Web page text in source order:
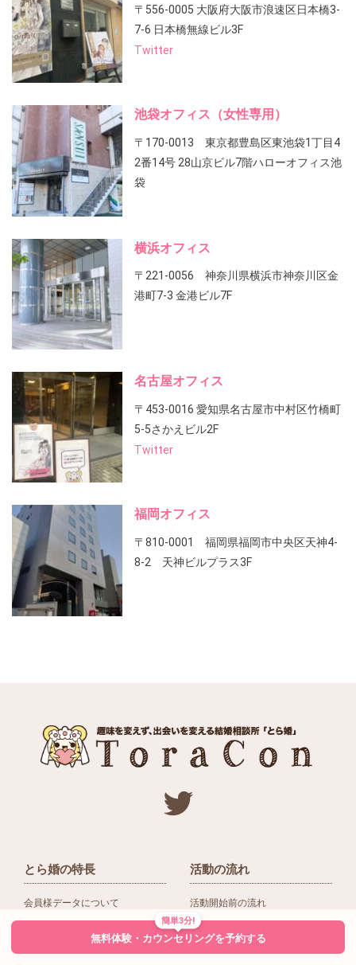
〒556-0005 大阪府大阪市浪速区日本橋3-
7-6 日本橋無線ビル3F
Twitter
池袋オフィス（女性専用）
〒170-0013 東京都豊島区東池袋1丁目4
2番14号 28山京ビル7階ハローオフィス池
袋
横浜オフィス
〒221-0056 神奈川県横浜市神奈川区金
港町7-3 金港ビル7F
名古屋オフィス
〒453-0016 愛知県名古屋市中村区竹橋町
5-5さかえビル2F
Twitter
福岡オフィス
〒810-0001 福岡県福岡市中央区天神4-
8-2 天神ビルプラス3F
とら婚の特長
会員様データについて
活動の流れ
活動開始前の流れ
入会後の活動の流れ
簡単3分!
無料体験・カウンセリングを予約する